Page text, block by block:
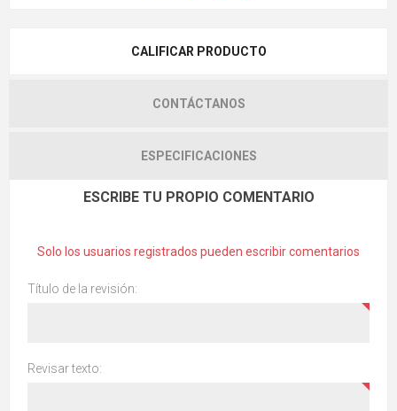
CALIFICAR PRODUCTO
CONTÁCTANOS
ESPECIFICACIONES
ESCRIBE TU PROPIO COMENTARIO
Solo los usuarios registrados pueden escribir comentarios
Título de la revisión:
Revisar texto: